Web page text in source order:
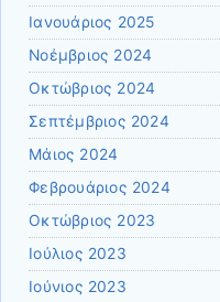
Ιανουάριος 2025
Νοέμβριος 2024
Οκτώβριος 2024
Σεπτέμβριος 2024
Μάιος 2024
Φεβρουάριος 2024
Οκτώβριος 2023
Ιούλιος 2023
Ιούνιος 2023